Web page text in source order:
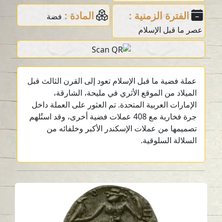
الفترة الزمنية :
عصر ما قبل الإسلام
المادة : فضة
عملة فضية ما قبل الإسلام تعود إلى القرن الثالث قبل
الميلاد من الموقع الأثري في مليحة، الشارقة،
الإمارات العربية المتحدة. تم العثور على العملة داخل
جرة فخارية مع 408 عملات فضية أخرى، وقد استُلهم
تصميمها من عملات الإسكندر الأكبر وخلفائه من
السلالة السلوقية.